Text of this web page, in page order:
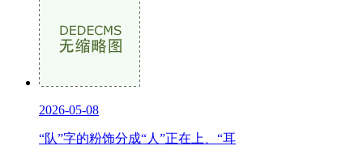
2026-05-08
“队”字的粉饰分成“人”正在上、“耳